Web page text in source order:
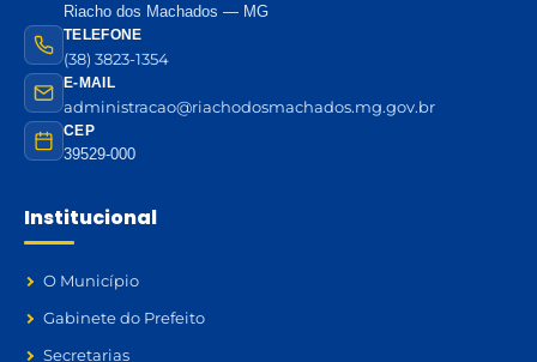
Riacho dos Machados — MG
TELEFONE
(38) 3823-1354
E-MAIL
administracao@riachodosmachados.mg.gov.br
CEP
39529-000
Institucional
O Município
Gabinete do Prefeito
Secretarias